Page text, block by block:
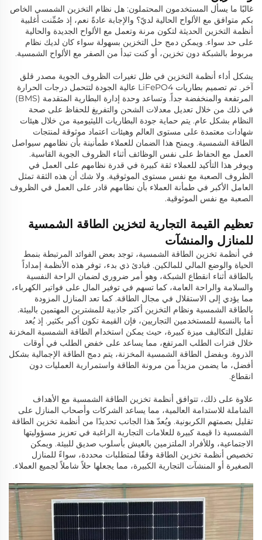
غالبًا ما يسأل المستخدمون المحتملون: هل نظام التخزين الشمسي الخاص
بكم متوافق مع الألواح الحالية لديّ؟ والإجابة عادةً نعم، إذ صُمِّنت أغلبية
أنظمة التخزين الحديثة لتكون مرنة وتعمل مع الألواح الجديدة والحالية
على حد سواء. ويمكن دمج حل التخزين بسهولة سواء كان لديك نظام
مربوط بالشبكة دون تخزين، أو كنت تبدأ من الصفر مع الألواح الشمسية.
يشكل أداء أنظمة التخزين في ظل تغيرات الظروف الجوية مصدر قلق
آخر. تم تصميم بطاريات LiFePO4 عالية الجودة لتتحمل درجات الحرارة
المرتفعة والمنخفضة جداً. وتساعد وحدة إدارة البطارية المتقدمة (BMS)
في ذلك من خلال تعديل معدلات الشحن والتفريغ للحفاظ على صحة
النظام بشكل عام. يتم حماية جودة البطاريات الليثيومية من خلال هيئات
شهادات معتمدة على مستوى العالم وهيئات اعتماد موثوقة لمنتجات
الطاقة الشمسية. ويمنح هذا الضمان للعملاء طمأنينة بأن نظامهم سيواصل
العمل مع الحفاظ على نفس الوظائف أثناء الظروف الجوية القاسية.
ويوفر هذا التأكيد للعملاء ثقة كبيرة في قدرة نظامهم على العمل في
الظروف الصعبة مع نفس مستوى الموثوقية. ولا شك أن هذه الثقة تمثل
العامل الأكبر في طمأنة العملاء بأن نظامهم قادر على العمل في الظروف
الصعبة مع نفس الموثوقية.
تعظيم القيمة التجارية لتخزين الطاقة الشمسية
للمنازل والمنشآت
في أنظمة تخزين الطاقة الشمسية، توجد بعض الفوائد المرتبطة بنمط
الحياة والوضع المالي للمالكين. فبادئ ذي بدء، توفر هذه الأنظمة إمداداً
بالطاقة أثناء انقطاع الشبكة، وهو أمر ضروري لضمان الراحة النفسية
والسلامة والراحة العامة، كما تسهم في توفير المال على فواتير الكهرباء،
مما يؤدي إلى الاستقلال في مجال الطاقة. كما تعد المنازل المزودة
بالطاقة الشمسية ونظام التخزين أكثر جاذبية للمشترين المهتمين بالبيئة.
أما بالنسبة للمستخدمين التجاريين، فإن القيمة تكون أكبر بكثير. إذ يُعد
تقليل التكاليف ميزة كبيرة، حيث يمكن استخدام الطاقة الشمسية المخزنة
خلال فترات الطلب المرتفع، مما يساعد على خفض الطلب في أوقات
الذروة. وبفضل الطاقة الشمسية المخزنة، يتم دمج الطاقة الإجمالية بشكل
أفضل، ما يضمن مزيداً من مرونة الطاقة واستمرارية العمليات دون
انقطاع.
علاوة على ذلك، تتوافق أنظمة تخزين الطاقة الشمسية مع الأهداف
الشاملة للاستدامة العالمية، مما يساعد الشركات وأصحاب المنازل على
تقليل بصمتهم الكربونية. ويُعدّ هذا الجانب تحديدًا من أنظمة تخزين الطاقة
الشمسية ذا قيمة كبيرة للعلامات التجارية الراغبة في تعزيز مسؤوليتها
الاجتماعية، وللأفراد الملتزمين بالعيش بأسلوب صديق للبيئة. ويمكن
تخصيص أنظمة تخزين الطاقة وفقًا لمتطلبات محددة، سواءً للمنازل
الصغيرة أو المنشآت التجارية الكبيرة، مما يجعلها حلاً شاملاً لجميع العملاء.